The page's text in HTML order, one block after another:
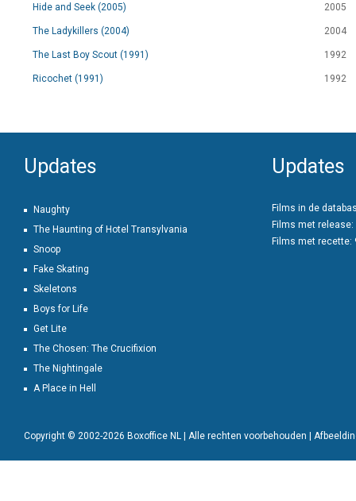
Hide and Seek (2005) 2005
The Ladykillers (2004) 2004
The Last Boy Scout (1991) 1992
Ricochet (1991) 1992
Updates
Naughty
The Haunting of Hotel Transylvania
Snoop
Fake Skating
Skeletons
Boys for Life
Get Lite
The Chosen: The Crucifixion
The Nightingale
A Place in Hell
Updates
Films in de
Films met release:
Films met recette:
Copyright © 2002-2026 Boxoffice NL | Alle rechten voorbehouden |